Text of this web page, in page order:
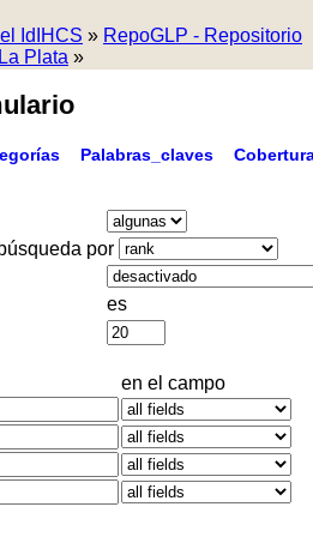
IdIHCS » RepoGLP - Repositorio
Plata »
Palabras_claves
por
es
en el campo